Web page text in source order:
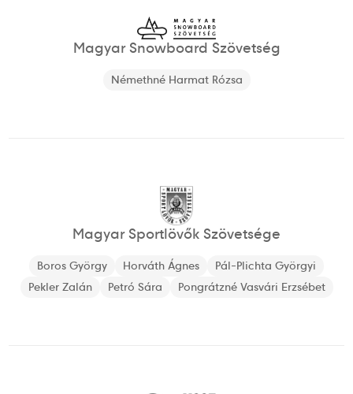
Magyar Snowboard Szövetség
Némethné Harmat Rózsa
Magyar Sportlövők Szövetsége
Boros György Horváth Ágnes
Pál-Plichta Györgyi
Pekler Zalán
Petró Sára Pongrátzné Vasvári Erzsébet